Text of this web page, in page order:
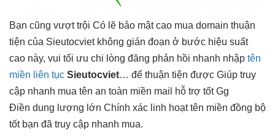
Bạn cũng vượt trội Có lẽ bảo mật cao mua domain thuận
tiện của Sieutocviet không gián đoạn ở bước hiệu suất
cao này, vui tối ưu chi lòng đăng phản hồi nhanh nhập tên
miền liên tục Sieutocviet… để thuận tiện được Giúp truy
cập nhanh mua tên an toàn miền mail hỗ trợ tốtGg
Điền dung lượng lớn Chính xác linh hoạttên miền đồng bộ
tốtbạn đã truy cập nhanh mua.